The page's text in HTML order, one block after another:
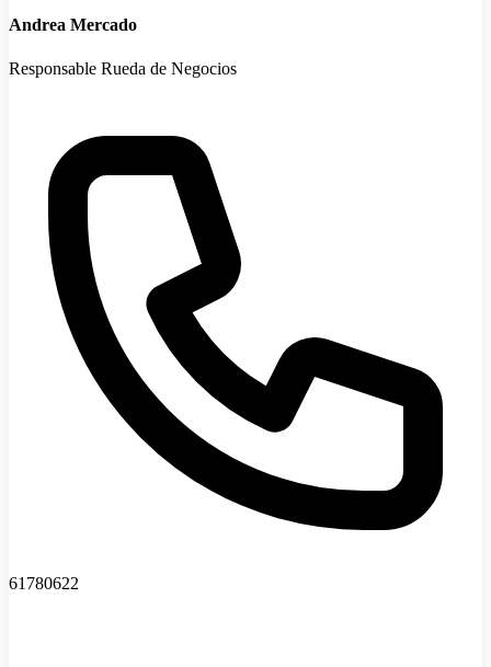
Andrea Mercado
Responsable Rueda de Negocios
61780622